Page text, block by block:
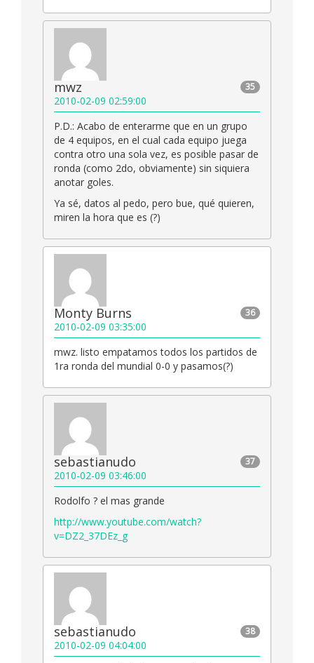
35
mwz
2010-02-09 02:59:00
P.D.: Acabo de enterarme que en un grupo
de 4 equipos, en el cual cada equipo juega
contra otro una sola vez, es posible pasar de
ronda (como 2do, obviamente) sin siquiera
anotar goles.
Ya sé, datos al pedo, pero bue, qué quieren,
miren la hora que es (?)
36
Monty Burns
2010-02-09 03:35:00
mwz. listo empatamos todos los partidos de
1ra ronda del mundial 0-0 y pasamos(?)
37
sebastianudo
2010-02-09 03:46:00
Rodolfo ? el mas grande
http://www.youtube.com/watch?
v=DZ2_37DEz_g
38
sebastianudo
2010-02-09 04:04:00